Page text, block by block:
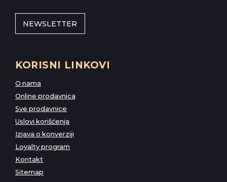
NEWSLETTER
KORISNI LINKOVI
O nama
Online prodavnica
Sve prodavnice
Uslovi korišćenja
Izjava o konverziji
Loyalty program
Kontakt
Sitemap